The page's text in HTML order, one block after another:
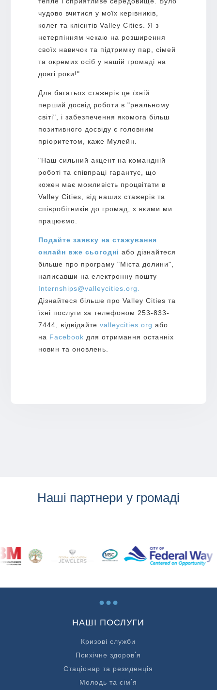
чудово вчитися у моїх керівників,
колег та клієнтів Valley Cities. Я з
нетерпінням чекаю на розширення
своїх навичок та підтримку пар, сімей
та окремих осіб у нашій громаді на
довгі роки!"
Для багатьох стажерів це їхній
перший досвід роботи в "реальному
світі", і забезпечення якомога більш
позитивного досвіду є головним
пріоритетом, каже Мулейн.
"Наш сильний акцент на командній
роботі та співпраці гарантує, що
кожен має можливість процвітати в
Valley Cities, від наших стажерів та
співробітників до громад, з якими ми
працюємо.
Подайте заявку на стажування
онлайн вже сьогодні або дізнайтеся
більше про програму "Міста долини",
написавши на електронну пошту
Internships@valleycities.org.
Дізнайтеся більше про Valley Cities та
їхні послуги за телефоном 253-833-
7444, відвідайте valleycities.org або
на Facebook для отримання останніх
новин та оновлень.
Наші партнери у громаді
...
НАШІ ПОСЛУГИ
Кризові служби
Психічне здоров'я
Стаціонар та резиденція
Молодь та сім'я